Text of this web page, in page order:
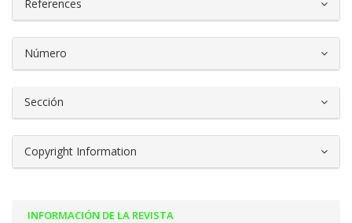
References
Número
Sección
Copyright Information
INFORMACIÓN DE LA REVISTA